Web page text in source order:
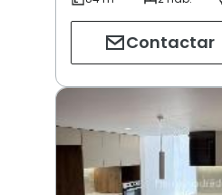
Contactar